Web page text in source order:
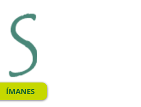
ÍMANES